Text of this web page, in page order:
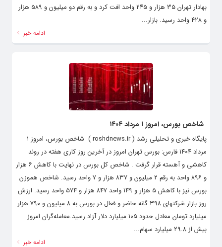
بهادار تهران ۳۵ هزار و ۲۴۵ واحد افت کرد و به رقم دو میلیون و ۵۸۹ هزار
و ۴۲۸ واحد رسید. بازار...
ادامه خبر
شاخص بورس، امروز ۱ مرداد ۱۴۰۴
پایگاه خبری و تحلیلی رشد ( roshdnews.ir ) شاخص بورس، امروز ۱
مرداد ۱۴۰۴ فارس: بورس تهران امروز در آخرین روز کاری هفته در روند
کاهشی و آهسته قرار گرفت . شاخص کل بورس در نهایت با کاهش ۶ هزار
و ۸۹۶ واحد به رقم ۲ میلیون و ۸۳۷ هزار و ۷ واحد رسید. شاخص هموزن
بورس نیز با کاهش ۵ هزار و ۱۴۹ واحد ۸۴۷ هزار و ۵۷۴ واحد رسید. ارزش
روز بازار شرکتهای ۳۹۸ گانه حاضر و فعال در بورس به ۸ میلیون و ۷۹۰ هزار
میلیارد تومان معادل حدود ۱۰۵ میلیارد دلار آزاد رسید.معامله‌گران امروز
بیش از ۲۹.۸ میلیارد سهام...
ادامه خبر